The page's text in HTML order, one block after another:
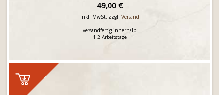
49,00 €
inkl. MwSt. zzgl. Versand
versandfertig innerhalb
1-2 Arbeitstage